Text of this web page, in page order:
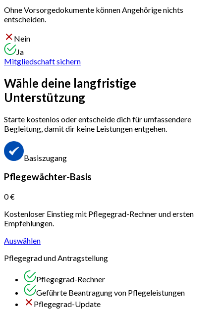
Ohne Vorsorgedokumente können Angehörige nichts
entscheiden.
Nein
Ja
Mitgliedschaft sichern
Wähle deine langfristige
Unterstützung
Starte kostenlos oder entscheide dich für umfassendere
Begleitung, damit dir keine Leistungen entgehen.
Basiszugang
Pflegewächter-Basis
0 €
Kostenloser Einstieg mit Pflegegrad-Rechner und ersten
Empfehlungen.
Auswählen
Pflegegrad und Antragstellung
Pflegegrad-Rechner
Geführte Beantragung von Pflegeleistungen
Pflegegrad-Update